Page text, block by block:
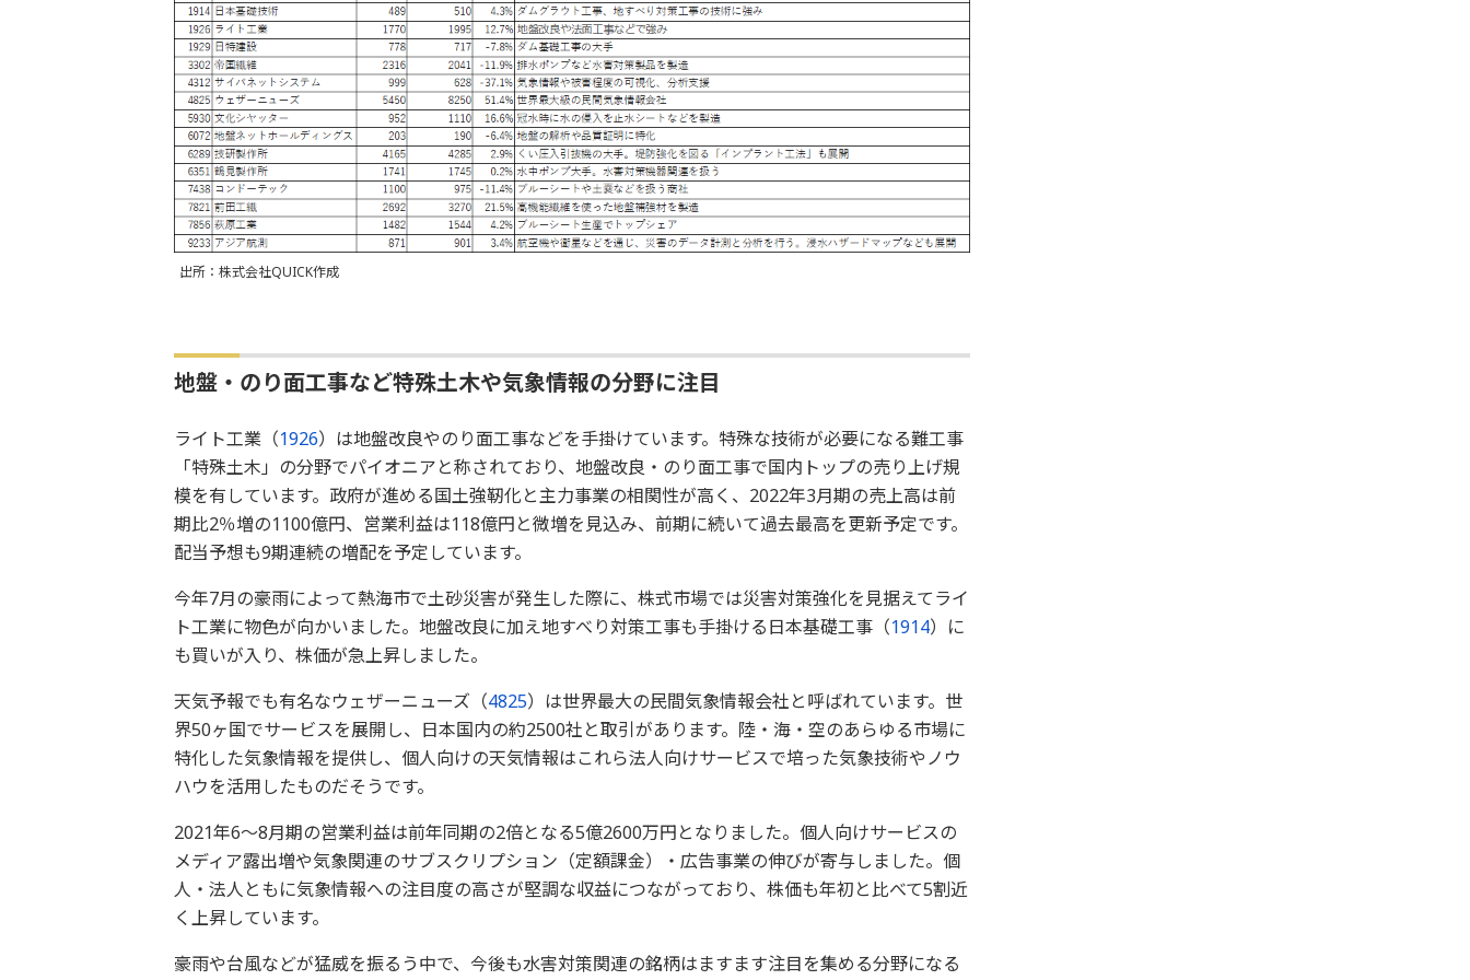
出所：株式会社QUICK作成
地盤・のり面工事など特殊土木や気象情報の分野に注目
ライト工業（1926）は地盤改良やのり面工事などを手掛けています。特殊な技術が必要になる難工事
「特殊土木」の分野でパイオニアと称されており、地盤改良・のり面工事で国内トップの売り上げ規
模を有しています。政府が進める国土強靭化と主力事業の相関性が高く、2022年3月期の売上高は前
期比2％増の1100億円、営業利益は118億円と微増を見込み、前期に続いて過去最高を更新予定です。
配当予想も9期連続の増配を予定しています。
今年7月の豪雨によって熱海市で土砂災害が発生した際に、株式市場では災害対策強化を見据えてライ
ト工業に物色が向かいました。地盤改良に加え地すべり対策工事も手掛ける日本基礎工事（1914）に
も買いが入り、株価が急上昇しました。
天気予報でも有名なウェザーニューズ（4825）は世界最大の民間気象情報会社と呼ばれています。世
界50ヶ国でサービスを展開し、日本国内の約2500社と取引があります。陸・海・空のあらゆる市場に
特化した気象情報を提供し、個人向けの天気情報はこれら法人向けサービスで培った気象技術やノウ
ハウを活用したものだそうです。
2021年6～8月期の営業利益は前年同期の2倍となる5億2600万円となりました。個人向けサービスの
メディア露出増や気象関連のサブスクリプション（定額課金）・広告事業の伸びが寄与しました。個
人・法人ともに気象情報への注目度の高さが堅調な収益につながっており、株価も年初と比べて5割近
く上昇しています。
豪雨や台風などが猛威を振るう中で、今後も水害対策関連の銘柄はますます注目を集める分野になる